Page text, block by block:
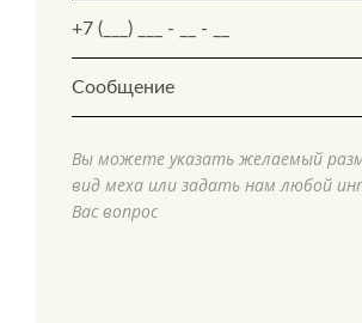
Вы можете указать желаемый
вид меха или задать нам любой
Вас вопрос